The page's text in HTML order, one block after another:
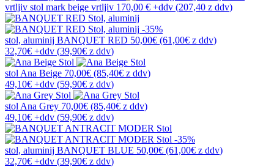
vrtljiv stol mark beige vrtljiv 170,00 € +ddv (207,40 z ddv)
-35%
stol, aluminij BANQUET RED 50,00€ (61,00€ z ddv)
32,70€ +ddv (39,90€ z ddv)
stol Ana Beige 70,00€ (85,40€ z ddv)
49,10€ +ddv (59,90€ z ddv)
stol Ana Grey 70,00€ (85,40€ z ddv)
49,10€ +ddv (59,90€ z ddv)
-35%
stol, aluminij BANQUET BLUE 50,00€ (61,00€ z ddv)
32,70€ +ddv (39,90€ z ddv)